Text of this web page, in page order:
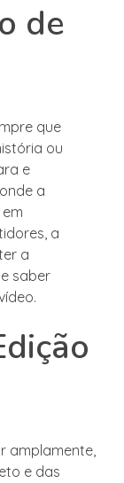
de
que
ou
e
a
a
a
saber
amplamente,
e das